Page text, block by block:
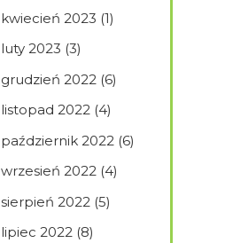
kwiecień 2023 (1)
luty 2023 (3)
grudzień 2022 (6)
listopad 2022 (4)
październik 2022 (6)
wrzesień 2022 (4)
sierpień 2022 (5)
lipiec 2022 (8)